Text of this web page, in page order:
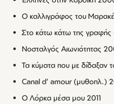
Ο καλλιγράφος του
Στο κάτω κάτω της
Νοσταλγός Αιωνιότητας
Τα κύματα που με δίδαξαν
Canal d’ amour (μυθοπλ.)
Ο Λόρκα μέσα μου 2011